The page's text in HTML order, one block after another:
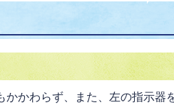
かわらず、また、左の指示器